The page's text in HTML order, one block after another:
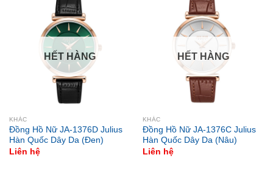
HẾT HÀNG
KHÁC
Đồng Hồ Nữ JA-1376D Julius
Hàn Quốc Dây Da (Đen)
Liên hệ
HẾT HÀNG
KHÁC
Đồng Hồ Nữ JA-1376C Julius
Hàn Quốc Dây Da (Nâu)
Liên hệ